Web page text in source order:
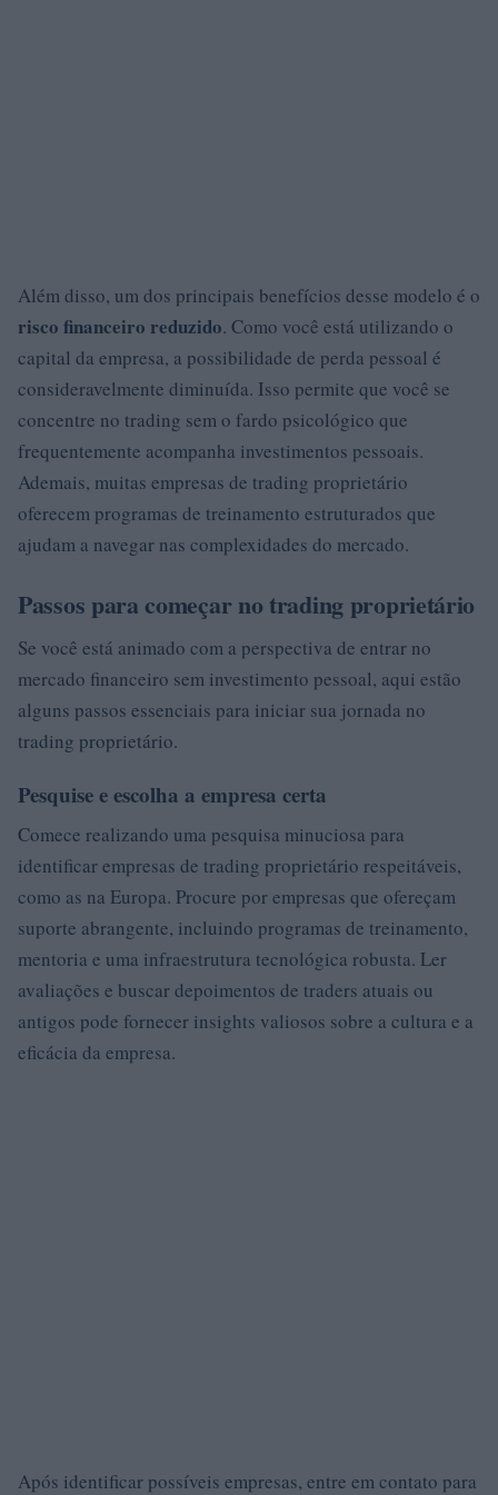
Além disso, um dos principais benefícios desse modelo é o
risco financeiro reduzido. Como você está utilizando o
capital da empresa, a possibilidade de perda pessoal é
consideravelmente diminuída. Isso permite que você se
concentre no trading sem o fardo psicológico que
frequentemente acompanha investimentos pessoais.
Ademais, muitas empresas de trading proprietário
oferecem programas de treinamento estruturados que
ajudam a navegar nas complexidades do mercado.
Passos para começar no trading proprietário
Se você está animado com a perspectiva de entrar no
mercado financeiro sem investimento pessoal, aqui estão
alguns passos essenciais para iniciar sua jornada no
trading proprietário.
Pesquise e escolha a empresa certa
Comece realizando uma pesquisa minuciosa para
identificar empresas de trading proprietário respeitáveis,
como as na Europa. Procure por empresas que ofereçam
suporte abrangente, incluindo programas de treinamento,
mentoria e uma infraestrutura tecnológica robusta. Ler
avaliações e buscar depoimentos de traders atuais ou
antigos pode fornecer insights valiosos sobre a cultura e a
eficácia da empresa.
Após identificar possíveis empresas, entre em contato para